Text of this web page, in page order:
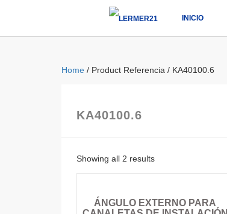
INICIO
Home / Product Referencia / KA40100.6
KA40100.6
Showing all 2 results
ÁNGULO EXTERNO PARA